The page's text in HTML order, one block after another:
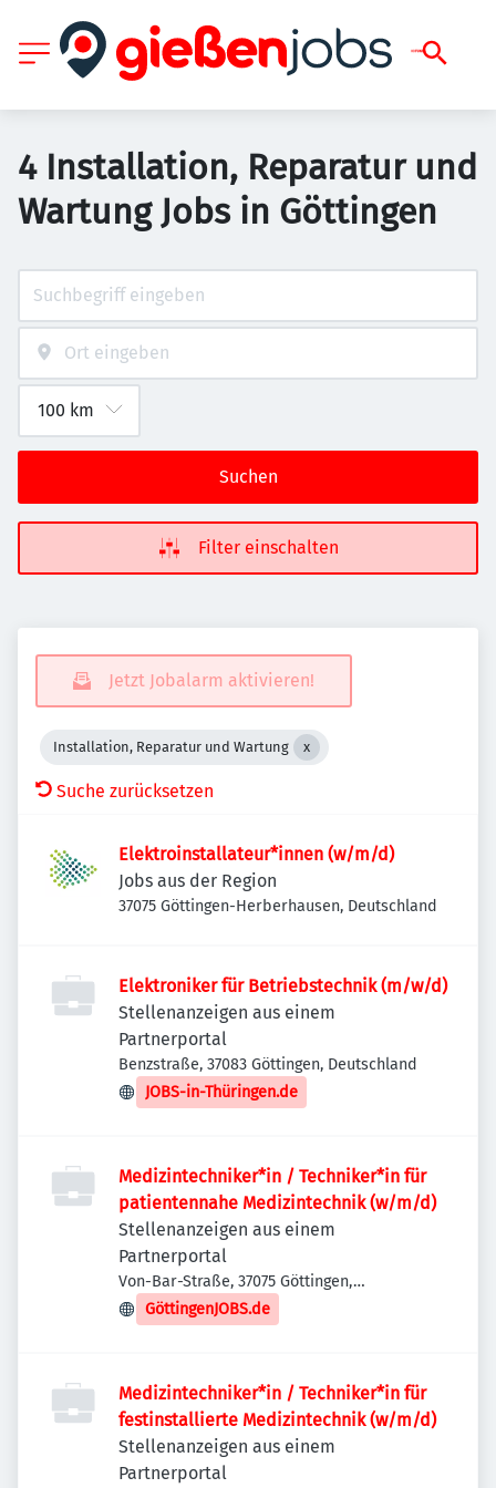
4 Installation, Reparatur und
Wartung Jobs in Göttingen
Suchen
Filter einschalten
Jetzt Jobalarm aktivieren!
Installation, Reparatur und Wartung
Suche zurücksetzen
Elektroinstallateur*innen (w/m/d)
Jobs aus der Region
37075 Göttingen-Herberhausen, Deutschland
Elektroniker für Betriebstechnik (m/w/d)
Stellenanzeigen aus einem
Partnerportal
Benzstraße, 37083 Göttingen, Deutschland
JOBS-in-Thüringen.de
Medizintechniker*in / Techniker*in für
patientennahe Medizintechnik (w/m/d)
Stellenanzeigen aus einem
Partnerportal
Von-Bar-Straße, 37075 Göttingen,
Deutschland
GöttingenJOBS.de
Medizintechniker*in / Techniker*in für
festinstallierte Medizintechnik (w/m/d)
Stellenanzeigen aus einem
Partnerportal